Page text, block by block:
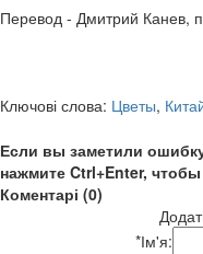
Перевод - Дмитрий Канев,
Ключові слова: Цветы,
Если вы заметили
нажмите Ctrl+Enter,
Коментарі (0)
*Ім'я: